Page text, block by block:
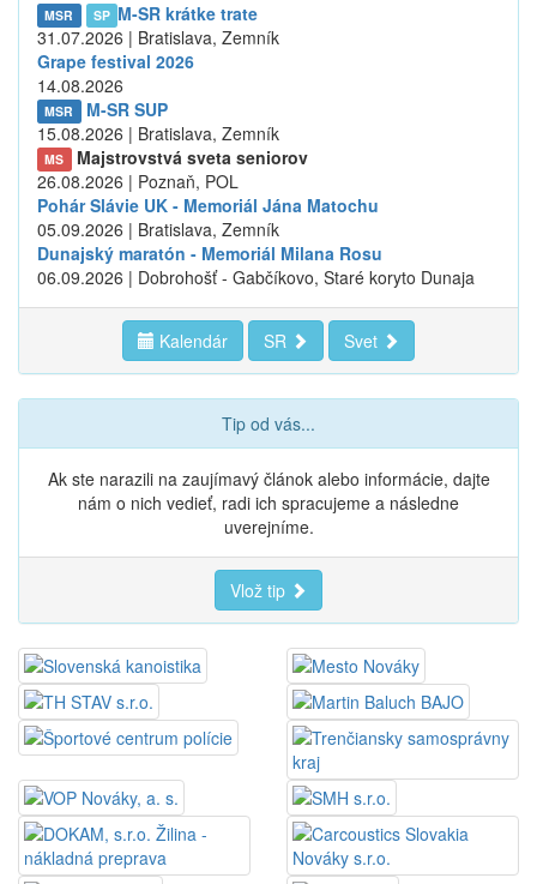
MSR SP M-SR krátke trate
31.07.2026 | Bratislava, Zemník
Grape festival 2026
14.08.2026
MSR
M-SR SUP
15.08.2026 | Bratislava, Zemník
MS
Majstrovstvá sveta seniorov
26.08.2026 | Poznaň, POL
Pohár Slávie UK - Memoriál Jána Matochu
05.09.2026 | Bratislava, Zemník
Dunajský maratón - Memoriál Milana Rosu
06.09.2026 | Dobrohošť - Gabčíkovo, Staré koryto Dunaja
Kalendár SR Svet
Tip od vás...
Ak ste narazili na zaujímavý článok alebo informácie, dajte
nám o nich vedieť, radi ich spracujeme a následne
uverejníme.
Vlož tip